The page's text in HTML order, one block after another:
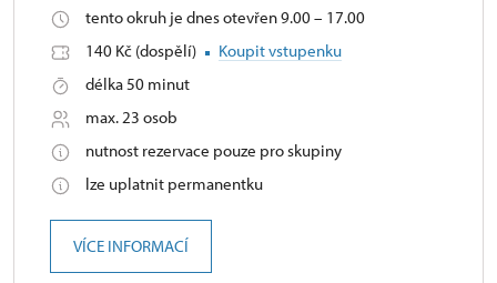
tento okruh je dnes otevřen 9.00 – 17.00
140 Kč (dospělí)
Koupit vstupenku
délka 50 minut
max. 23 osob
nutnost rezervace pouze pro skupiny
lze uplatnit permanentku
VÍCE INFORMACÍ